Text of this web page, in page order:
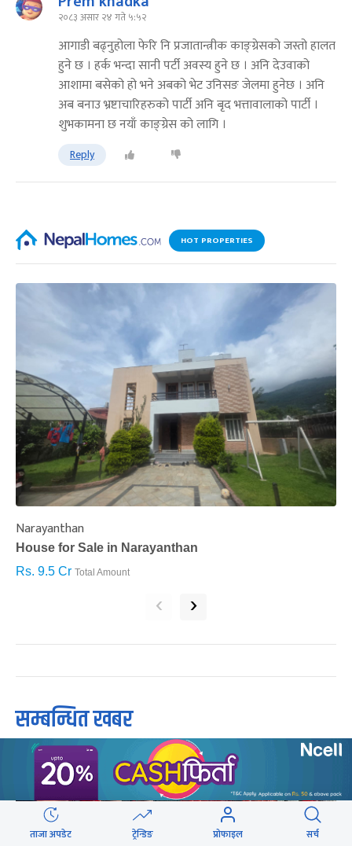
२०८३ असार २४ गते ५:५२
आगाडी बढ्नुहोला फेरि नि प्रजातान्त्रीक काङ्ग्रेसको जस्तो हालत
हुने छ । हर्क भन्दा सानी पर्टी अवस्य हुने छ । अनि देउवाको
आशामा बसेको हो भने अबको भेट उनिसङ जेलमा हुनेछ । अनि
अब बनाउ भ्रष्टाचारिहरुको पार्टी अनि बृद भत्तावालाको पार्टी ।
शुभकामना छ नयाँ काङ्ग्रेस को लागि ।
Reply
HOT PROPERTIES
Narayanthan
House for Sale in Narayanthan
Rs. 9.5 Cr Total Amount
‹ ›
सम्बन्धित खबर
ताजा अपडेट ट्रेन्डिङ प्रोफाइल सर्च